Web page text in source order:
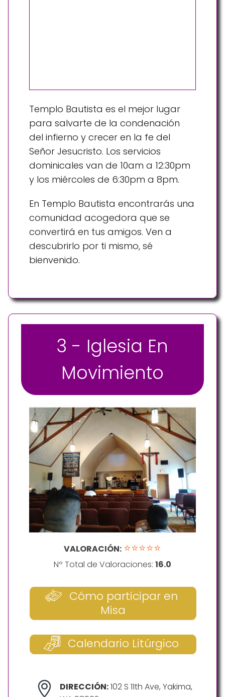
Templo Bautista es el mejor lugar
para salvarte de la condenación
del infierno y crecer en la fe del
Señor Jesucristo. Los servicios
dominicales van de 10am a 12:30pm
y los miércoles de 6:30pm a 8pm.
En Templo Bautista encontrarás una
comunidad acogedora que se
convertirá en tus amigos. Ven a
descubrirlo por ti mismo, sé
bienvenido.
3 - Iglesia En
Movimiento
VALORACIÓN: ⭐⭐⭐⭐⭐
Nº Total de Valoraciones: 16.0
Cómo participar en
Misa
Calendario Litúrgico
DIRECCIÓN:102 S 11th Ave, Yakima,